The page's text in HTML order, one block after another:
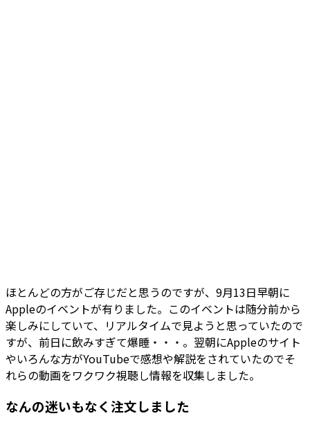
ほとんどの方がご存じだと思うのですが、9月13日早朝に
Appleのイベントが有りました。このイベントは随分前から
楽しみにしていて、リアルタイムで見ようと思っていたので
すが、前日に飲みすぎて爆睡・・・。翌朝にAppleのサイト
やいろんな方がYouTubeで感想や解説をされていたのでそ
れらの動画をワクワク視聴し情報を収集しました。
なんの迷いもなく注文しました